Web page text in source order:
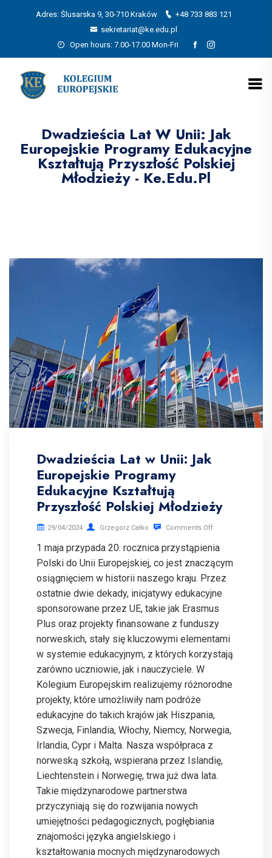
Adres: Ślusarska 9, 30-710 Kraków
+48 733 883 121
sekretariat@ke.edu.pl
Open hours: 7.00-17.00 Mon-Fri
Dwadzieścia Lat W Unii: Jak
Europejskie Programy Edukacyjne
Kształtują Przyszłość Polskiej
Młodzieży - Ke.edu.pl
Dwadzieścia Lat w Unii: Jak
Europejskie Programy
Edukacyjne Kształtują
Przyszłość Polskiej Młodzieży
29/04/2024 Grzegorz Całko Comments Off
1 maja przypada 20. rocznica przystąpienia
Polski do Unii Europejskiej, co jest znaczącym
osiągnięciem w historii naszego kraju. Przez
ostatnie dwie dekady, inicjatywy edukacyjne
sponsorowane przez UE, takie jak Erasmus
Plus oraz projekty finansowane z funduszy
norweskich, stały się kluczowymi elementami
w systemie edukacyjnym, z których korzystają
zarówno uczniowie, jak i nauczyciele. W
Kolegium Europejskim realizujemy różnorodne
projekty, które umożliwiły nam podróże
edukacyjne do takich krajów jak Hiszpania,
Szwecja, Finlandia, Włochy, Niemcy, Norwegia,
Irlandia, Cypr i Malta. Nasza współpraca z
norweską szkołą, wspierana przez Islandię,
Liechtenstein i Norwegię, trwa już dwa lata.
Takie międzynarodowe partnerstwa
przyczyniają się do rozwijania nowych
umiejętności pedagogicznych, pogłębiania
znajomości języka angielskiego i
kształtowania mocnych międzynarodowych